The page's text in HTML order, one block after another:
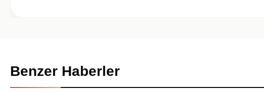
Benzer Haberler